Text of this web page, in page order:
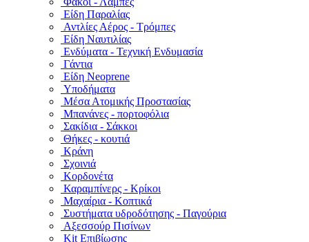
Είδη Παραλίας
Αντλίες Αέρος - Τρόμπες
Είδη Ναυτιλίας
Ενδύματα - Τεχνική Ενδυμασία
Γάντια
Είδη Neoprene
Υποδήματα
Μέσα Ατομικής Προστασίας
Μπανάνες - πορτοφόλια
Σακίδια - Σάκκοι
Θήκες - κουτιά
Κράνη
Σχοινιά
Κορδονέτα
Καραμπίνερς - Κρίκοι
Μαχαίρια - Κοπτικά
Συστήματα υδροδότησης - Παγούρια
Αξεσσούρ Πισίνων
Kit Επιβίωσης